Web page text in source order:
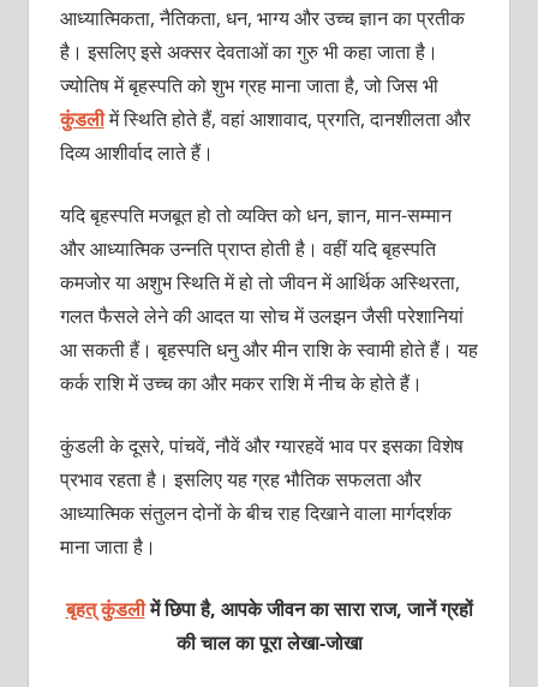
आध्यात्मिकता, नैतिकता, धन, भाग्य और उच्च ज्ञान का प्रतीक
है। इसलिए इसे अक्सर देवताओं का गुरु भी कहा जाता है।
ज्योतिष में बृहस्पति को शुभ ग्रह माना जाता है, जो जिस भी
कुंडलीमें स्थिति होते हैं, वहां आशावाद, प्रगति, दानशीलता और
दिव्य आशीर्वाद लाते हैं।
यदि बृहस्पति मजबूत हो तो व्यक्ति को धन, ज्ञान, मान-सम्मान
और आध्यात्मिक उन्नति प्राप्त होती है। वहीं यदि बृहस्पति
कमजोर या अशुभ स्थिति में हो तो जीवन में आर्थिक अस्थिरता,
गलत फैसले लेने की आदत या सोच में उलझन जैसी परेशानियां
आ सकती हैं। बृहस्पति धनु और मीन राशि के स्वामी होते हैं। यह
कर्क राशि में उच्च का और मकर राशि में नीच के होते हैं।
कुंडली के दूसरे, पांचवें, नौवें और ग्यारहवें भाव पर इसका विशेष
प्रभाव रहता है। इसलिए यह ग्रह भौतिक सफलता और
आध्यात्मिक संतुलन दोनों के बीच राह दिखाने वाला मार्गदर्शक
माना जाता है।
बृहत् कुंडलीमें छिपा है, आपके जीवन का सारा राज, जानें ग्रहों
की चाल का पूरा लेखा-जोखा